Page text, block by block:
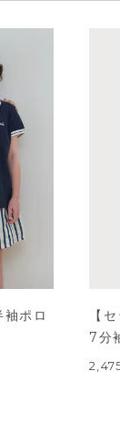
袖ポロ
【
7分